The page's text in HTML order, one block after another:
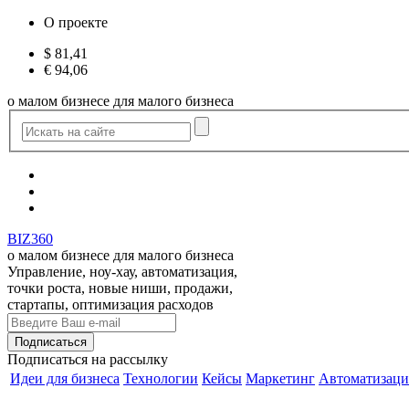
О проекте
$ 81,41
€ 94,06
о малом бизнесе для малого бизнеса
BIZ360
о малом бизнесе для малого бизнеса
Управление, ноу-хау, автоматизация,
точки роста, новые ниши, продажи,
стартапы, оптимизация расходов
Подписаться на рассылку
Идеи для бизнеса Технологии Кейсы Маркетинг